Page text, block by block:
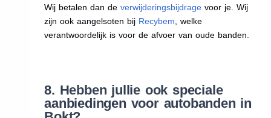
Wij betalen dan deverwijderingsbijdrage voor je. Wij
zijn ook aangelsoten bij Recybem , welke
verantwoordelijk is voor de afvoer van oude banden.
8. Hebben jullie ook speciale
aanbiedingen voor autobanden in